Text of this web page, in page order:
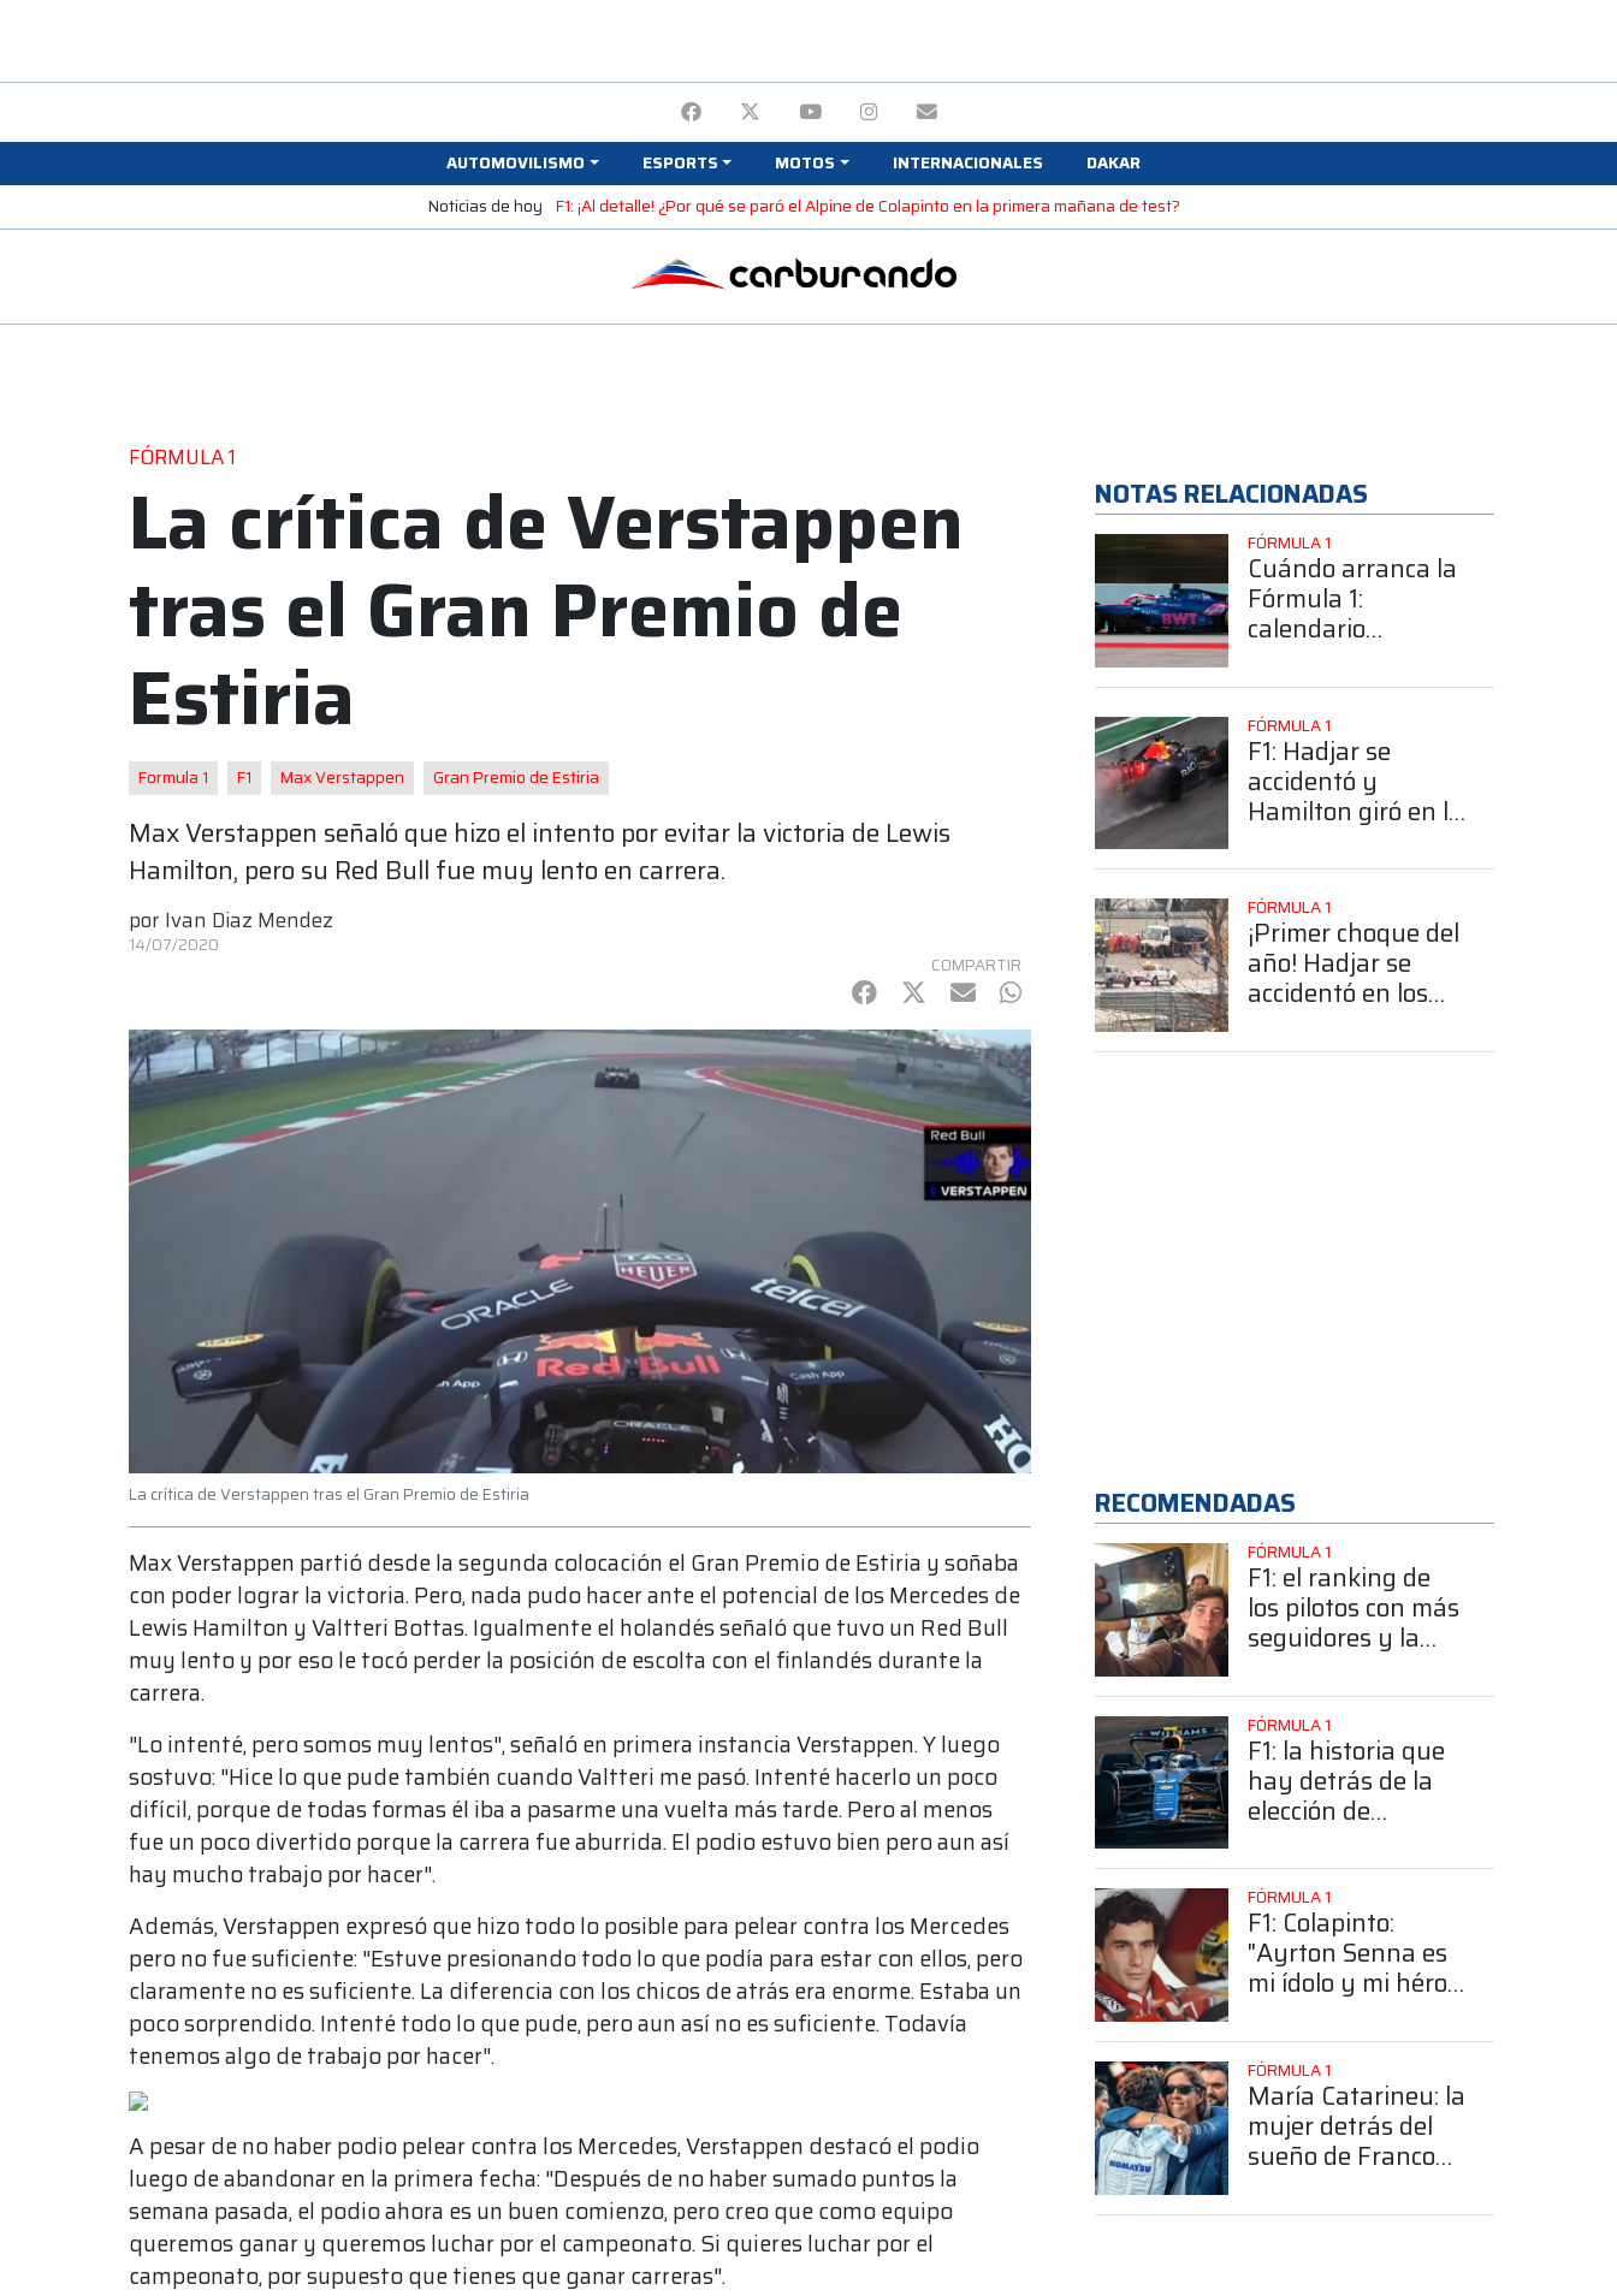
AUTOMOVILISMO ESPORTS MOTOS INTERNACIONALES
DAKAR
Noticias de hoy F1: ¡Al detalle! ¿Por qué se paró el Alpine de Colapinto en la primera mañana de test?
FÓRMULA 1
La crítica de Verstappen
tras el Gran Premio de
Estiria
Formula 1 F1 Max Verstappen Gran Premio de Estiria
Max Verstappen señaló que hizo el intento por evitar la victoria de Lewis
Hamilton, pero su Red Bull fue muy lento en carrera.
por Ivan Diaz Mendez
14/07/2020
COMPARTIR
Facebook
Twitter
mail WhatsApp
La crítica de Verstappen tras el Gran Premio de Estiria
Max Verstappen partió desde la segunda colocación el Gran Premio de Estiria y soñaba
con poder lograr la victoria. Pero, nada pudo hacer ante el potencial de los Mercedes de
Lewis Hamilton y Valtteri Bottas. Igualmente el holandés señaló que tuvo un Red Bull
muy lento y por eso le tocó perder la posición de escolta con el finlandés durante la
carrera.
"Lo intenté, pero somos muy lentos", señaló en primera instancia Verstappen. Y luego
sostuvo: "Hice lo que pude también cuando Valtteri me pasó. Intenté hacerlo un poco
difícil, porque de todas formas él iba a pasarme una vuelta más tarde. Pero al menos
fue un poco divertido porque la carrera fue aburrida. El podio estuvo bien pero aun así
hay mucho trabajo por hacer".
Además, Verstappen expresó que hizo todo lo posible para pelear contra los Mercedes
pero no fue suficiente: "Estuve presionando todo lo que podía para estar con ellos, pero
claramente no es suficiente. La diferencia con los chicos de atrás era enorme. Estaba un
poco sorprendido. Intenté todo lo que pude, pero aun así no es suficiente. Todavía
tenemos algo de trabajo por hacer".
A pesar de no haber podio pelear contra los Mercedes, Verstappen destacó el podio
luego de abandonar en la primera fecha: "Después de no haber sumado puntos la
semana pasada, el podio ahora es un buen comienzo, pero creo que como equipo
queremos ganar y queremos luchar por el campeonato. Si quieres luchar por el
campeonato, por supuesto que tienes que ganar carreras".
NOTAS RELACIONADAS
FÓRMULA 1
Cuándo arranca la
Fórmula 1:
calendario
FÓRMULA 1
F1: Hadjar se
accidentó y
Hamilton giró en la
martes en
Barcelona
FÓRMULA 1
¡Primer choque del
año! Hadjar se
accidentó en los
pretemporada de
RECOMENDADAS
FÓRMULA 1
F1: el ranking de
los pilotos con más
seguidores y la
posición de
Colapinto
FÓRMULA 1
F1: la historia que
hay detrás de la
elección de
número 43
FÓRMULA 1
F1: Colapinto:
"Ayrton Senna es
mi ídolo y mi héroe
FÓRMULA 1
María Catarineu: la
mujer detrás del
sueño de Franco
Fórmula 1